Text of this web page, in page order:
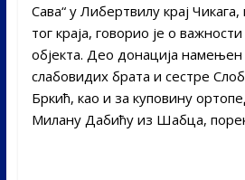
Сава“ у Либертвилу крај
тог краја, говорио је о
објекта. Део донација
слабовидих брата и сестре
Бркић, као и за куповину
Милану Дабићу из Шабца,